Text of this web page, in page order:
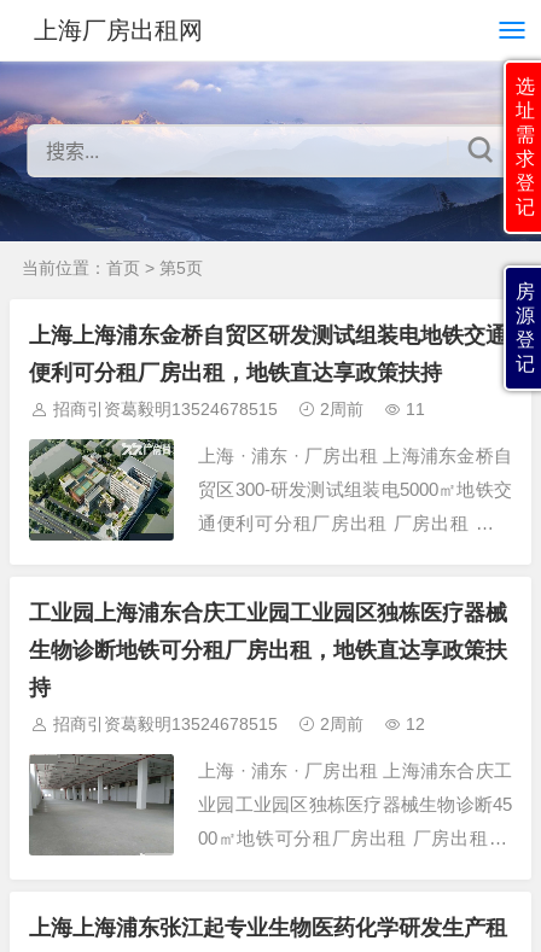
上海厂房出租网
当前位置： 首页 > 第5页
上海上海浦东金桥自贸区研发测试组装电地铁交通
便利可分租厂房出租，地铁直达享政策扶持
招商引资葛毅明13524678515 2周前 11
上海 · 浦东 · 厂房出租 上海浦东金桥自
贸区300-研发测试组装电5000㎡地铁交
通便利可分租厂房出租 厂房出租 项目
在位置 上海-浦东-金桥-金桥自贸区地铁
站附近 建筑面积 5000㎡ 层高 5米 层数
工业园上海浦东合庆工业园工业园区独栋医疗器械
生物诊断地铁可分租厂房出租，地铁直达享政策扶
持
招商引资葛毅明13524678515 2周前 12
上海 · 浦东 · 厂房出租 上海浦东合庆工
业园工业园区独栋医疗器械生物诊断45
00㎡地铁可分租厂房出租 厂房出租 项
地铁 所在位置 上海-浦东-合庆-合庆工
上海上海浦东张江起专业生物医药化学研发生产租
选
址
需
求
登
记
房
源
登
记